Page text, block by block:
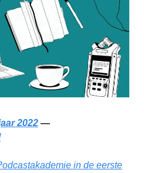
2022 —
in de eerste